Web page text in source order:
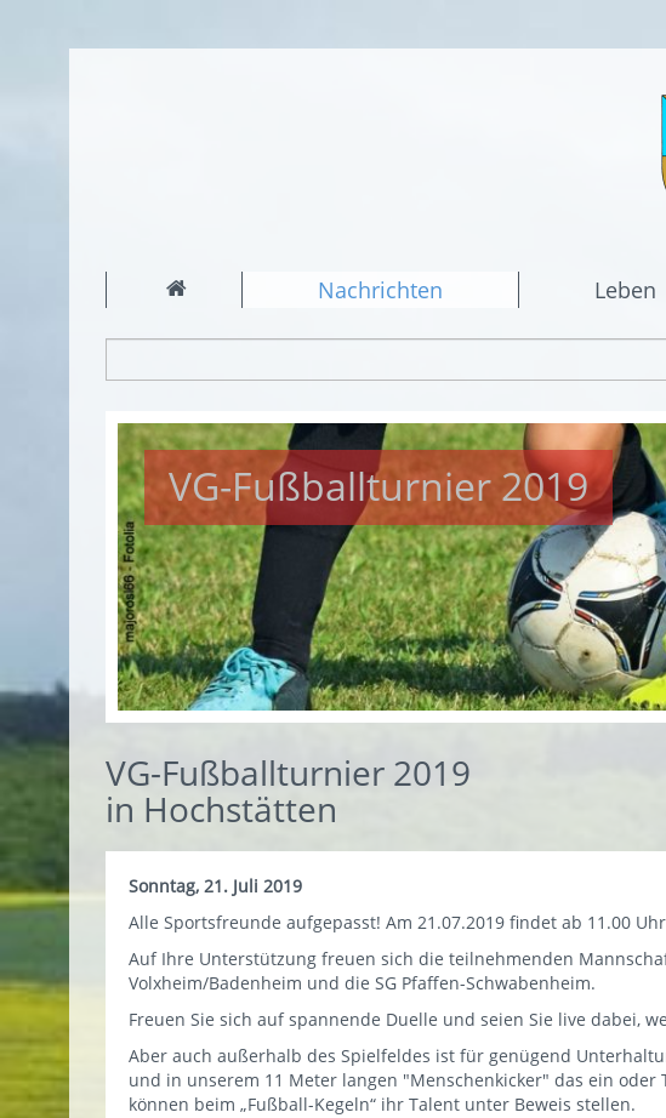
Nachrichten Leben
VG-Fußballturnier 2019
VG-Fußballturnier 2019
in Hochstätten
Sonntag, 21. Juli 2019
Alle Sportsfreunde aufgepasst! Am 21.07.2019 findet ab 11.00
Auf Ihre Unterstützung freuen sich die teilnehmenden
Volxheim/Badenheim und die SG Pfaffen-Schwabenheim.
Freuen Sie sich auf spannende Duelle und seien Sie live dabei,
Aber auch außerhalb des Spielfeldes ist für genügend
und in unserem 11 Meter langen "Menschenkicker" das ein
können beim „Fußball-Kegeln“ ihr Talent unter Beweis stellen.